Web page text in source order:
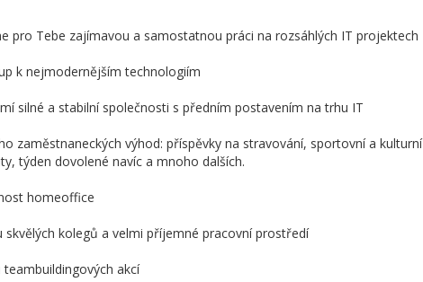
pro Tebe zajímavou a samostatnou práci na rozsáhlých IT projektech
k nejmodernějším technologiím
silné a stabilní společnosti s předním postavením na trhu IT
zaměstnaneckých výhod: příspěvky na stravování, sportovní a kulturní
týden dovolené navíc a mnoho dalších.
homeoffice
skvělých kolegů a velmi příjemné pracovní prostředí
teambuildingových akcí